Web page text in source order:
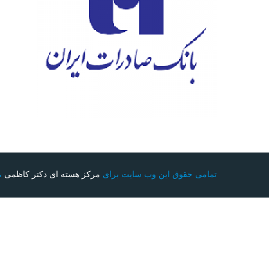
تمامی حقوق این وب سایت برای مرکز هسته ای دکتر کاظمی